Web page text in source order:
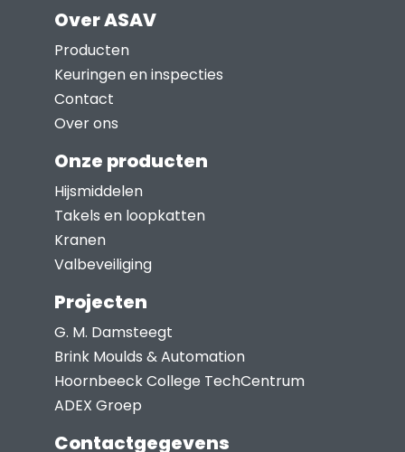
variaties.
optie
gekozen
productpagina
Over ASAV
Producten
Keuringen en inspecties
Contact
Over ons
Onze producten
Hijsmiddelen
Takels en loopkatten
Kranen
Valbeveiliging
Projecten
G. M. Damsteegt
Brink Moulds & Automation
Hoornbeeck College TechCentrum
ADEX Groep
Contactgegevens